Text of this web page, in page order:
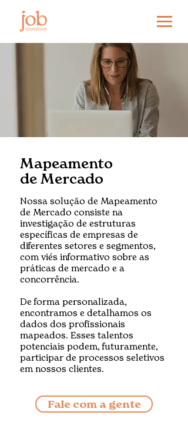
Nossa solução de Mapeamento
de Mercado consiste na
investigação de estruturas
específicas de empresas de
diferentes setores e segmentos,
com viés informativo sobre as
práticas de mercado e a
concorrência.
De forma personalizada,
encontramos e detalhamos os
dados dos profissionais
mapeados. Esses talentos
potenciais podem, futuramente,
participar de processos seletivos
em nossos clientes.
Fale com a gente
Mapeamento
de Mercado